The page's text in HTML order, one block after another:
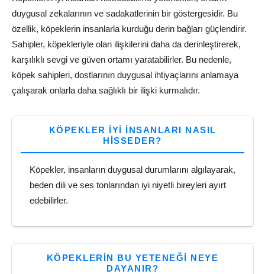
duygusal zekalarının ve sadakatlerinin bir göstergesidir. Bu
özellik, köpeklerin insanlarla kurduğu derin bağları güçlendirir.
Sahipler, köpekleriyle olan ilişkilerini daha da derinleştirerek,
karşılıklı sevgi ve güven ortamı yaratabilirler. Bu nedenle,
köpek sahipleri, dostlarının duygusal ihtiyaçlarını anlamaya
çalışarak onlarla daha sağlıklı bir ilişki kurmalıdır.
KÖPEKLER IYI INSANLARI NASIL
HISSEDER?
Köpekler, insanların duygusal durumlarını algılayarak,
beden dili ve ses tonlarından iyi niyetli bireyleri ayırt
edebilirler.
KÖPEKLERIN BU YETENEĞI NEYE
DAYANIR?